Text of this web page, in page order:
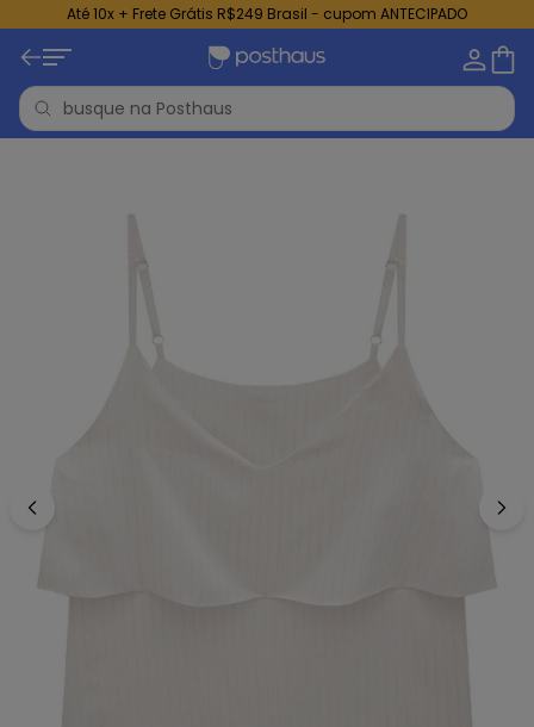
Até 10x + Frete Grátis R$249 Brasil - cupom ANTECIPADO